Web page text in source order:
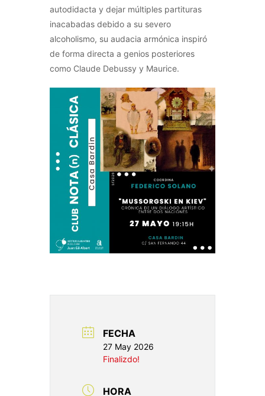
autodidacta y dejar múltiples partituras
inacabadas debido a su severo
alcoholismo, su audacia armónica inspiró
de forma directa a genios posteriores
como Claude Debussy y Maurice.
FECHA
27 May 2026
Finalizdo!
HORA